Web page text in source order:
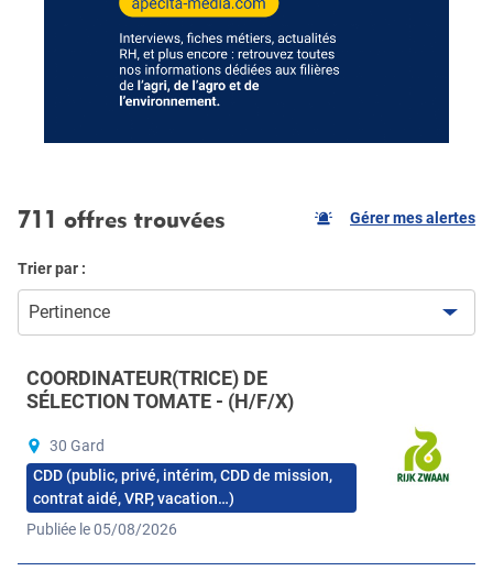
711 offres trouvées Gérer mes alertes
Trier par :
Pertinence
COORDINATEUR(TRICE) DE
SÉLECTION TOMATE - (H/F/X)
30 Gard
CDD (public, privé, intérim, CDD de mission,
contrat aidé, VRP, vacation…)
Publiée le 05/08/2026